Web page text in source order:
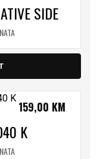
SIDE
K
159,00 KM